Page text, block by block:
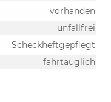
vorhanden
unfallfrei
Scheckheftgepflegt
fahrtauglich